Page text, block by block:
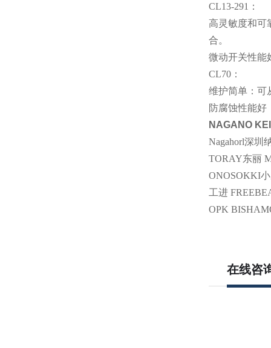
CL13-291：
高灵敏度和可
合。
微动开关性能
CL70：
维护简单：可
防腐蚀性能好
NAGANO
Nagahorl深圳
TORAY东丽
ONOSOKKI
工进
OPK
在线咨